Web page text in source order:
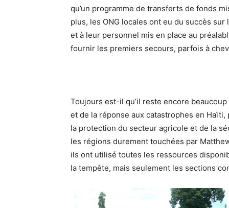
qu’un programme de transferts de fonds
plus, les ONG locales ont eu du succès
et à leur personnel mis en place au
fournir les premiers secours, parfois à
Toujours est-il qu’il reste encore
et de la réponse aux catastrophes en
la protection du secteur agricole et de la
les régions durement touchées par
ils ont utilisé toutes les ressources
la tempête, mais seulement les sections